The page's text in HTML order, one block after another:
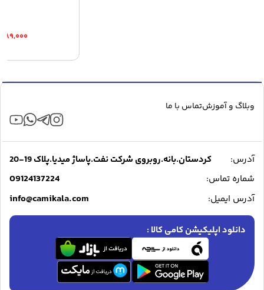
وبلاگ و آموزشتماس با ما
آدرس:
کردستان.بانه.روبروی شرکت نفت.پاساژ میدیا.پلاک 19-20
شماره تماس:
09124137224
آدرس ایمیل: info@camikala.com
دانلود اپلیکیشن کامی کالا :